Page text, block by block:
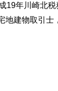
19年川崎北
建物取引士